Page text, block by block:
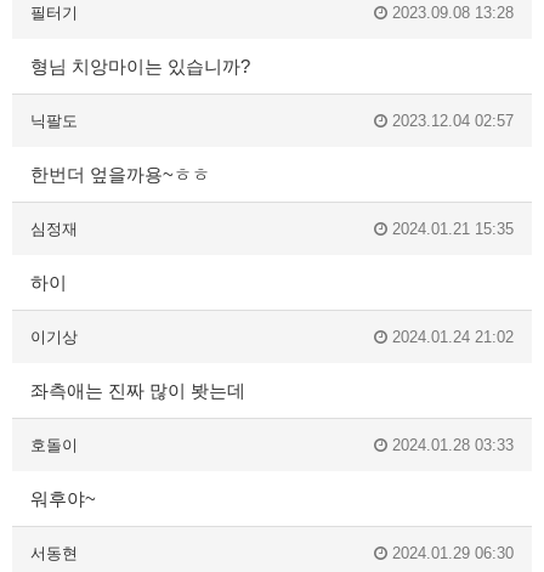
필터기 2023.09.08 13:28
형님 치앙마이는 있습니까?
닉팔도 2023.12.04 02:57
한번더 엎을까용~ㅎㅎ
심정재 2024.01.21 15:35
하이
이기상 2024.01.24 21:02
좌측애는 진짜 많이 봣는데
호돌이 2024.01.28 03:33
워후야~
서동현 2024.01.29 06:30